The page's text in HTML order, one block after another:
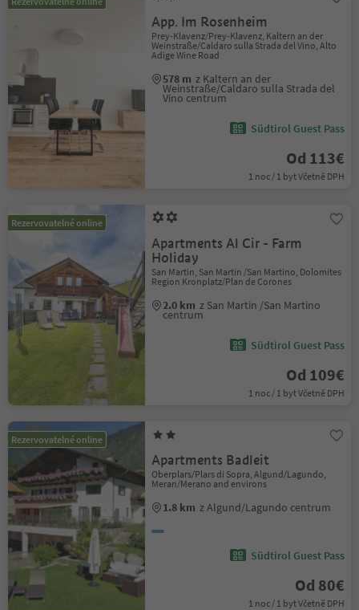
App. Im Rosenheim
Prey-Klavenz/Prey-Klavenz, Kaltern an der
Weinstraße/Caldaro sulla Strada del Vino, Alto
Adige Wine Road
578 m z Kaltern an der
Weinstraße/Caldaro sulla Strada del
Vino centrum
Südtirol Guest Pass
Od 113€
1 noc / 1 byt Včetně DPH
Rezervovatelné online
Apartments Al Cir - Farm
Holiday
San Martin, San Martin /San Martino, Dolomites
Region Kronplatz/Plan de Corones
2.0 km z San Martin /San Martino
centrum
Südtirol Guest Pass
Od 109€
1 noc / 1 byt Včetně DPH
Rezervovatelné online
Apartments Badleit
Oberplars/Plars di Sopra, Algund/Lagundo,
Meran/Merano and environs
1.8 km z Algund/Lagundo centrum
Südtirol Guest Pass
Od 80€
1 noc / 1 byt Včetně DPH